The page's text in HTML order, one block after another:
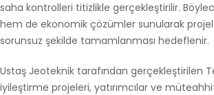
saha kontrolleri titizlikle gerçekleştirilir.
hem de ekonomik çözümler sunularak
sorunsuz şekilde tamamlanması hedeflenir.
Ustaş Jeoteknik tarafından gerçekleştirilen
iyileştirme projeleri, yatırımcılar ve